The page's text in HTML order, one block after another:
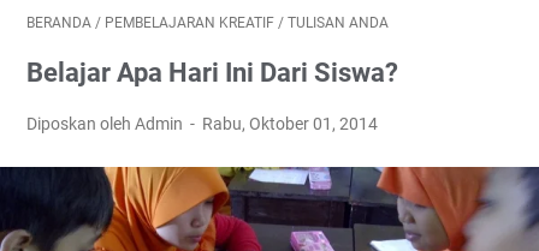
BERANDA / PEMBELAJARAN KREATIF / TULISAN ANDA
Belajar Apa Hari Ini Dari Siswa?
Diposkan oleh Admin Rabu, Oktober 01, 2014